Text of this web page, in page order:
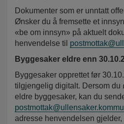
Dokumenter som er unntatt
Ønsker du å fremsette et
«be om innsyn» på aktuelt
henvendelse til
Byggesaker eldre enn
Byggesaker opprettet før
tilgjengelig digitalt. Dersom du
eldre byggesaker, kan du
adresse henvendelsen